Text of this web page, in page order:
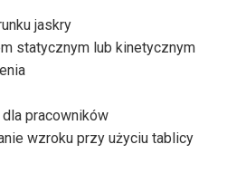
jaskry
statycznym lub kinetycznym
pracowników
wzroku przy użyciu tablicy